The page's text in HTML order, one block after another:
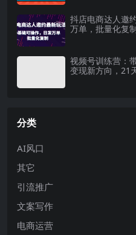
抖店电商达人邀
万单，批量化复
视频号训练营：
变现新方向，21
分类
AI风口
其它
引流推广
文案写作
电商运营